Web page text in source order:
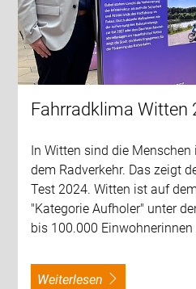
Fahrradklima Witten
In Witten sind die
dem Radverkehr. Das zeigt
Test 2024. Witten ist auf
"Kategorie Aufholer" unter
bis 100.000
weiterlesen